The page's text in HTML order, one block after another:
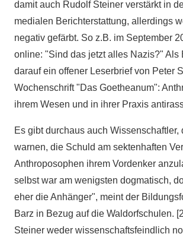
damit auch Rudolf Steiner verstärkt in
medialen Berichterstattung, allerdings
negativ gefärbt. So z.B. im September
online: "Sind das jetzt alles Nazis?" Als
darauf ein offener Leserbrief von Peter
Wochenschrift "Das Goetheanum":
ihrem Wesen und in ihrer Praxis
Es gibt durchaus auch Wissenschaftler,
warnen, die Schuld am sektenhaften
Anthroposophen ihrem Vordenker
selbst war am wenigsten dogmatisch,
eher die Anhänger", meint der
Barz in Bezug auf die Waldorfschulen.
Steiner weder wissenschaftsfeindlich